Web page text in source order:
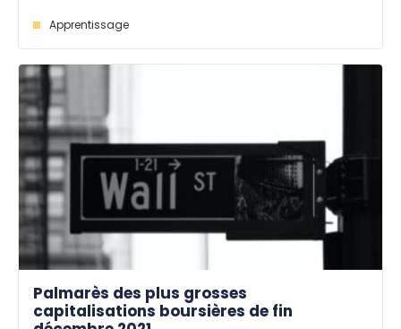
Apprentissage
Palmarès des plus grosses
capitalisations boursières de fin